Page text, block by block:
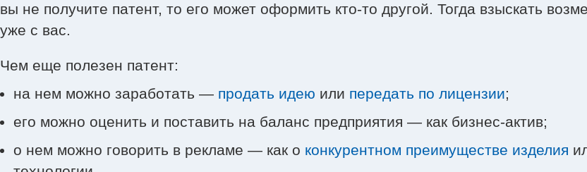
вы не получите патент, то его может оформить кто-то другой. Тогда взыскать
уже с вас.
Чем еще полезен патент:
на нем можно заработать — продать идею или передать по лицензии;
его можно оценить и поставить на баланс предприятия — как бизнес-актив;
о нем можно говорить в рекламе — как о конкурентном преимуществе изделия